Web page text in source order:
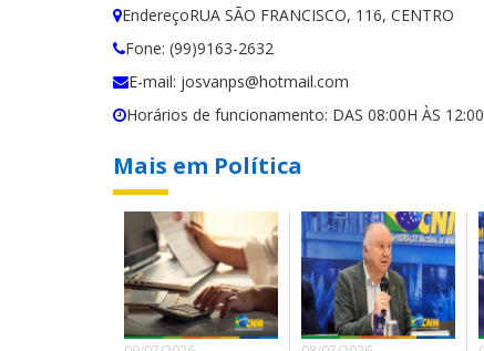
EndereçoRUA SÃO FRANCISCO, 116, CENTRO
Fone: (99)9163-2632
E-mail: josvanps@hotmail.com
Horários de funcionamento: DAS 08:00H ÀS
Mais em Política